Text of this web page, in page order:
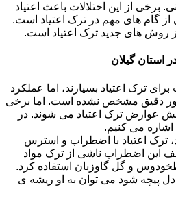
برخی از این اختلالات باعث اعتیاد
گام های مهم در ترک اعتیاد است.
روش های جدید ترک اعتیاد است.
استان گیلان
ترک اعتیاد بسیارند، اما عملکرد
دقیق مشخص نشده است. اما برخی
عوارض ترک اعتیاد می شوند. در
اشاره می کنیم.
ترک اعتیاد با اضطراب و استرس
این اضطراب ناشی از ترک مواد
و گل گاوزبان استفاده کرد.
دل پیچه شود می توان به او ریشه ی